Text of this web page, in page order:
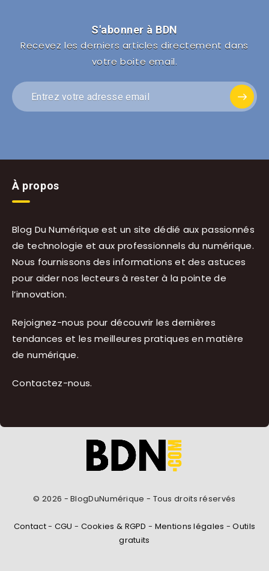
S'abonner à BDN
Recevez les derniers articles directement dans
votre boite email.
À propos
Blog Du Numérique est un site dédié aux passionnés
de technologie et aux professionnels du numérique.
Nous fournissons des informations et des astuces
pour aider nos lecteurs à rester à la pointe de
l’innovation.
Rejoignez-nous pour découvrir les dernières
tendances et les meilleures pratiques en matière
de numérique.
Contactez-nous.
© 2026 - BlogDuNumérique - Tous droits réservés
Contact- CGU - Cookies & RGPD - Mentions légales -Outils
gratuits